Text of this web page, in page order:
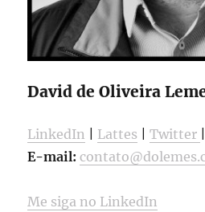
David de Oliveira
LinkedIn Lattes |Twitter
E-mail:
Me siga no LinkedIn